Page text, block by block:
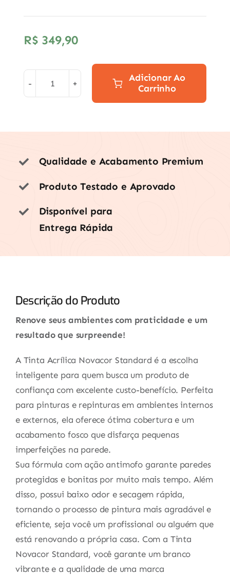
R$ 349,90
Tinta
Standard
18L
Adicionar Ao
Carrinho
Qualidade e Acabamento Premium
Produto Testado e Aprovado
Disponível para
Entrega Rápida
Descrição do Produto
Renove seus ambientes com praticidade e um
resultado que surpreende!
A Tinta Acrílica Novacor Standard é a escolha
inteligente para quem busca um produto de
confiança com excelente custo-benefício. Perfeita
para pinturas e repinturas em ambientes internos
e externos, ela oferece ótima cobertura e um
acabamento fosco que disfarça pequenas
imperfeições na parede.
Sua fórmula com ação antimofo garante paredes
protegidas e bonitas por muito mais tempo. Além
disso, possui baixo odor e secagem rápida,
tornando o processo de pintura mais agradável e
eficiente, seja você um profissional ou alguém que
está renovando a própria casa. Com a Tinta
Novacor Standard, você garante um branco
vibrante e a qualidade de uma marca